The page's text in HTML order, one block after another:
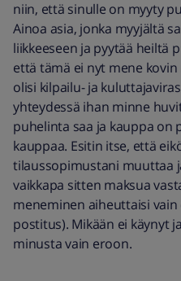
niin, että sinulle on myyty
Ainoa asia, jonka myyjältä
liikkeeseen ja pyytää heiltä
että tämä ei nyt mene
olisi kilpailu- ja
yhteydessä ihan minne
puhelinta saa ja kauppa
kauppaa. Esitin itse, että
tilaussopimustani muuttaa
vaikkapa sitten maksua
meneminen aiheuttaisi
postitus). Mikään ei käynyt
minusta vain eroon.